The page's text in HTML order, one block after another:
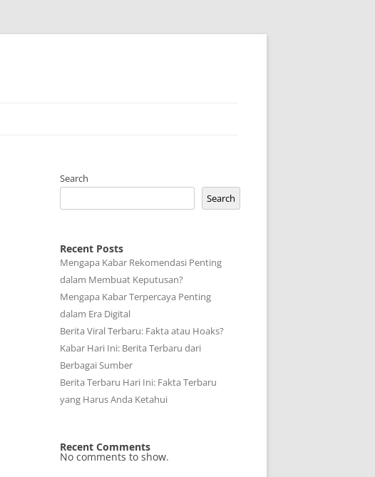
Search
Search
Recent Posts
Mengapa Kabar Rekomendasi Penting
dalam Membuat Keputusan?
Mengapa Kabar Terpercaya Penting
dalam Era Digital
Berita Viral Terbaru: Fakta atau Hoaks?
Kabar Hari Ini: Berita Terbaru dari
Berbagai Sumber
Berita Terbaru Hari Ini: Fakta Terbaru
yang Harus Anda Ketahui
Recent Comments
No comments to show.